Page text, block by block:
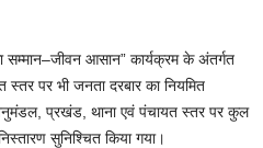
आसान” कार्यक्रम के अंतर्गत
पर भी जनता दरबार का नियमित
प्रखंड, थाना एवं पंचायत स्तर पर कुल
सुनिश्चित किया गया।